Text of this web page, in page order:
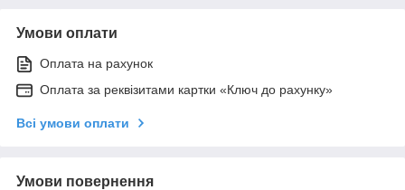
Умови оплати
Оплата на рахунок
Оплата за реквізитами картки «Ключ до рахунку»
Всі умови оплати
Умови повернення